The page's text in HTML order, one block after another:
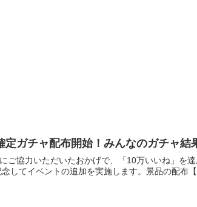
定ガチャ配布開始！みんなのガチャ結
ご協力いただいたおかげで、「10万いいね」を
してイベントの追加を実施します。景品の配布